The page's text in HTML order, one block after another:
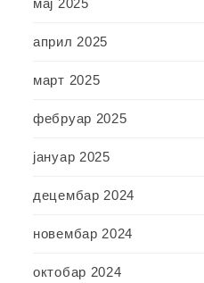
април 2025
март 2025
фебруар 2025
јануар 2025
децембар 2024
новембар 2024
октобар 2024